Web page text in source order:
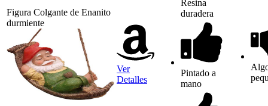
Figura Colgante de Enanito
durmiente
Ver
Detalles
Resina
duradera
Pintado a
mano